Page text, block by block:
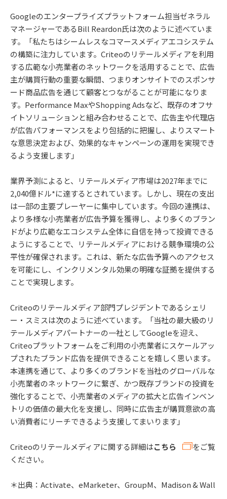
Googleのエンタープライズプラットフォーム担当ゼネラル
マネージャーであるBill Reardon氏は次のように述べていま
す。「私たちはシームレスなコマースメディアエコシステム
の構築に注力しています。Criteoのリテールメディアを利用
する広範な小売業者のネットワークを活用することで、広告
主が購買行動の重要な瞬間、つまりオンサイトでのスポンサ
ード商品広告を通じて顧客とつながることが可能になりま
す。Performance MaxやShopping Adsなど、既存のオフサ
イトソリューションと組み合わせることで、広告主や代理店
が広告パフォーマンスをより包括的に把握し、よりスマート
な意思決定および、効果的なキャンペーンの運用を実現でき
るよう支援します」
業界予測によると、リテールメディア市場は2027年までに
2,040億ドル*に達するとされています。しかし、現在の支出
は一部の主要プレーヤーに集中しています。今回の連携は、
より多様な小売業者が広告予算を獲得し、より多くのブラン
ドがより広範なエコシステム全体に自信を持って投資できる
ようにすることで、リテールメディアにおける競争環境の公
平性が確保されます。これは、新たな広告予算へのアクセス
を可能にし、インクリメンタル効果の明確な証拠を提供する
ことで実現します。
Criteoのリテールメディア部門プレジデントであるシェリ
ー・スミスは次のように述べています。「当社の最大級のリ
テールメディアパートナーの一社としてGoogleを迎え、
Criteoプラットフォームをご利用の小売業者にスケールアッ
プされたブランド広告を提供できることを嬉しく思います。
本連携を通じて、より多くのブランドを当社のグローバルな
小売業者のネットワークに繋ぎ、かつ既存ブランドの投資を
強化することで、小売業者のメディアの拡大と広告インベン
トリの価値の最大化を支援し、同時に広告主が購買意欲の高
い消費者にリーチできるよう支援してまいります」
Criteoのリテールメディアに関する詳細はこちら
をご覧
ください。
＊出典：Activate、eMarketer、GroupM、Madison & Wall